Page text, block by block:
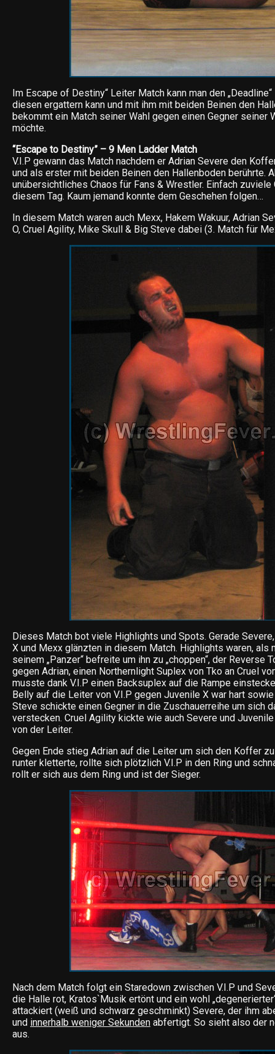
Im Escape of Destiny“ Leiter Match kann man den
diesen ergattern kann und mit ihm mit beiden Beinen den
bekommt ein Match seiner Wahl gegen einen Gegner seiner
möchte.
“Escape to Destiny” – 9 Men Ladder Match
V.I.P gewann das Match nachdem er Adrian Severe den
und als erster mit beiden Beinen den Hallenboden berührte.
unübersichtliches Chaos für Fans & Wrestler. Einfach zuviele
diesem Tag. Kaum jemand konnte dem Geschehen folgen…
In diesem Match waren auch Mexx, Hakem Wakuur, Adrian
O, Cruel Agility, Mike Skull & Big Steve dabei (3. Match für
Dieses Match bot viele Highlights und Spots. Gerade
X und Mexx glänzten in diesem Match. Highlights waren, als
seinem „Panzer“ befreite um ihn zu „choppen“, der Reverse
gegen Adrian, einen Northernlight Suplex von Tko an Cruel
musste dank V.I.P einen Backsuplex auf die Rampe
Belly auf die Leiter von V.I.P gegen Juvenile X war hart
Steve schickte einen Gegner in die Zuschauerreihe um sich
verstecken. Cruel Agility kickte wie auch Severe und
von der Leiter.
Gegen Ende stieg Adrian auf die Leiter um sich den Koffer
runter kletterte, rollte sich plötzlich V.I.P in den Ring und
rollt er sich aus dem Ring und ist der Sieger.
Nach dem Match folgt ein Staredown zwischen V.I.P und
die Halle rot, Kratos`Musik ertönt und ein wohl
attackiert (weiß und schwarz geschminkt) Severe, der ihm
und innerhalb weniger Sekunden abfertigt. So sieht also der
aus.